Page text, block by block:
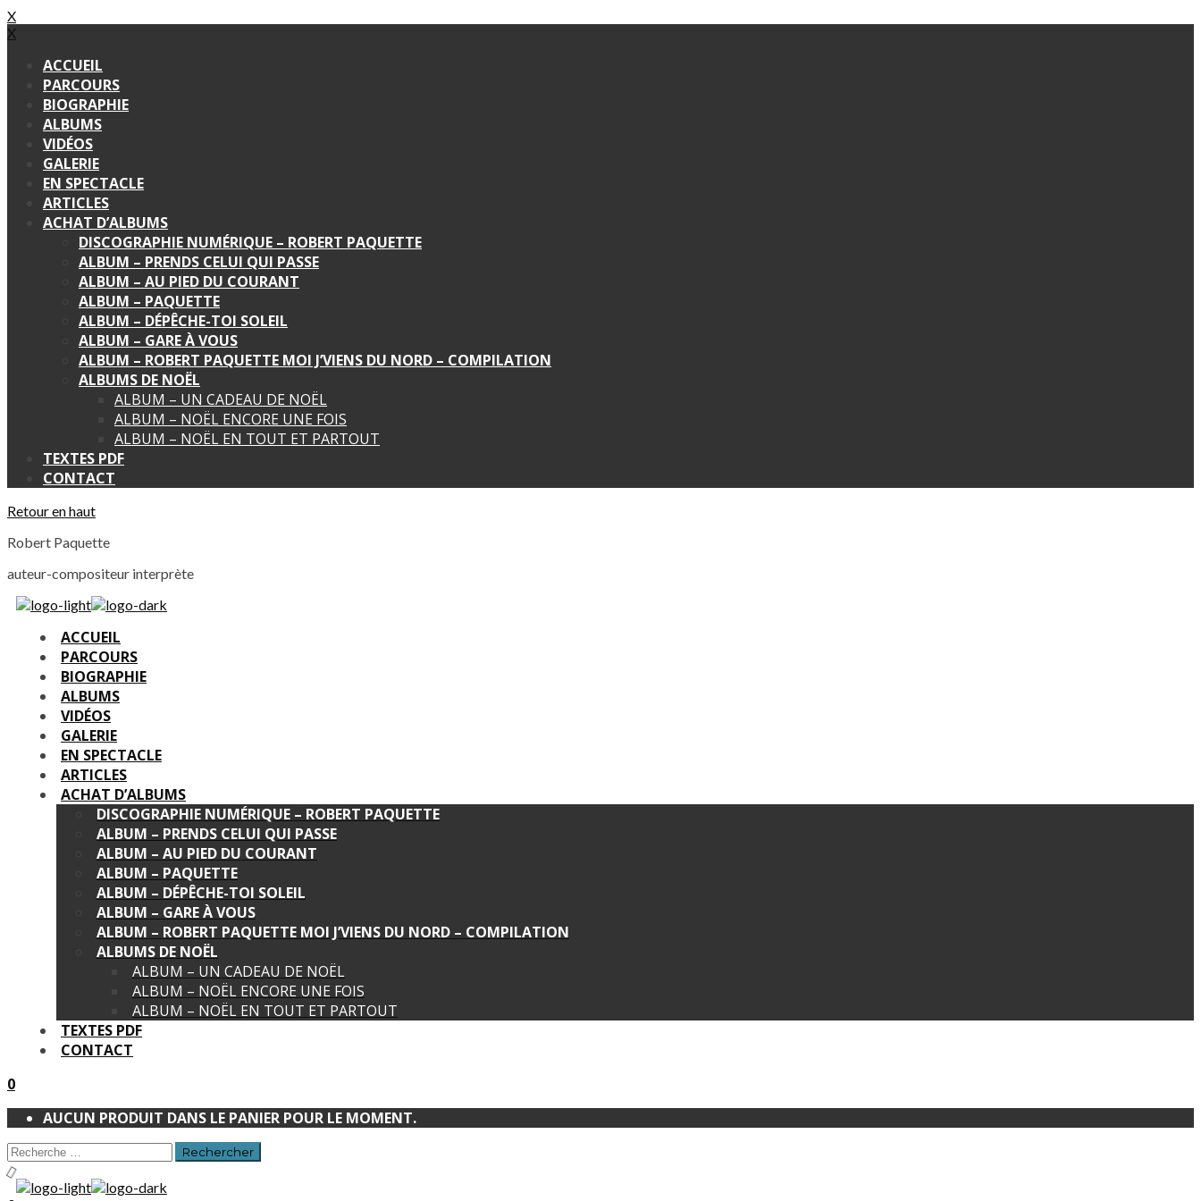
X
X
ACCUEIL
PARCOURS
BIOGRAPHIE
ALBUMS
VIDÉOS
GALERIE
EN SPECTACLE
ARTICLES
ACHAT D’ALBUMS
DISCOGRAPHIE NUMÉRIQUE – ROBERT PAQUETTE
ALBUM – PRENDS CELUI QUI PASSE
ALBUM – AU PIED DU COURANT
ALBUM – PAQUETTE
ALBUM – DÉPÊCHE-TOI SOLEIL
ALBUM – GARE À VOUS
ALBUM – ROBERT PAQUETTE MOI J’VIENS DU NORD – COMPILATION
ALBUMS DE NOËL
ALBUM – UN CADEAU DE NOËL
ALBUM – NOËL ENCORE UNE FOIS
ALBUM – NOËL EN TOUT ET PARTOUT
TEXTES PDF
CONTACT
Retour en haut
Robert Paquette
auteur-compositeur interprète
ACCUEIL
PARCOURS
BIOGRAPHIE
ALBUMS
VIDÉOS
GALERIE
EN SPECTACLE
ARTICLES
ACHAT D’ALBUMS
DISCOGRAPHIE NUMÉRIQUE – ROBERT PAQUETTE
ALBUM – PRENDS CELUI QUI PASSE
ALBUM – AU PIED DU COURANT
ALBUM – PAQUETTE
ALBUM – DÉPÊCHE-TOI SOLEIL
ALBUM – GARE À VOUS
ALBUM – ROBERT PAQUETTE MOI J’VIENS DU NORD – COMPILATION
ALBUMS DE NOËL
ALBUM – UN CADEAU DE NOËL
ALBUM – NOËL ENCORE UNE FOIS
ALBUM – NOËL EN TOUT ET PARTOUT
TEXTES PDF
CONTACT
0
AUCUN PRODUIT DANS LE PANIER POUR LE MOMENT.